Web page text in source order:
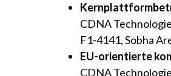
CDNA
F1-4141, Sobha
EU-orientierte
CDNA